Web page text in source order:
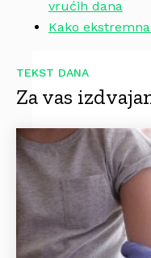
vrućih dana
Kako
TEKST DANA
Za vas